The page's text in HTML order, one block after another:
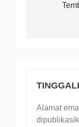
Alamat